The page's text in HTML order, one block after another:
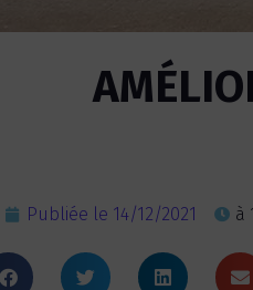
Publiée le 14/12/2021 à